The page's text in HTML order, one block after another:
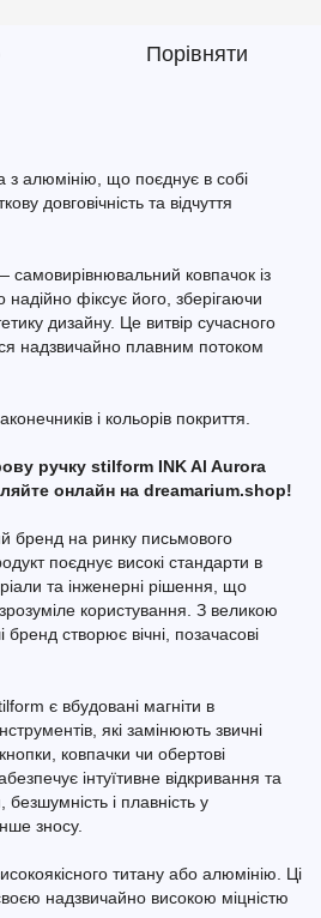
Порівняти
з алюмінію, що поєднує в собі
довговічність та відчуття
самовирівнювальний ковпачок із
фіксує його, зберігаючи
дизайну. Це витвір сучасного
надзвичайно плавним потоком
і кольорів покриття.
ручку stilform INK Al Aurora
онлайн на dreamarium.shop!
бренд на ринку письмового
поєднує високі стандарти в
та інженерні рішення, що
користування. З великою
створює вічні, позачасові
є вбудовані магніти в
які замінюють звичні
ковпачки чи обертові
інтуїтивне відкривання та
і плавність у
зносу.
титану або алюмінію. Ці
надзвичайно високою міцністю